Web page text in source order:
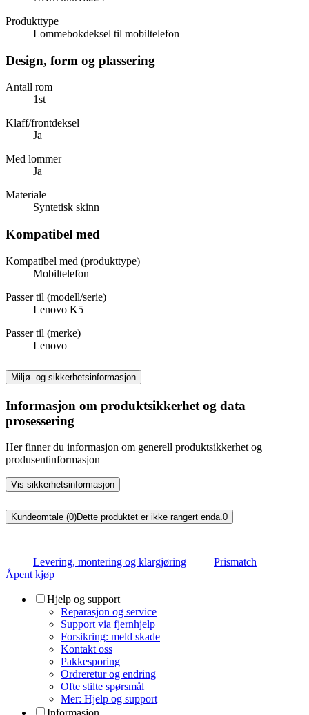
Produkttype
Lommebokdeksel til mobiltelefon
Design, form og plassering
Antall rom
1st
Klaff/frontdeksel
Ja
Med lommer
Ja
Materiale
Syntetisk skinn
Kompatibel med
Kompatibel med (produkttype)
Mobiltelefon
Passer til (modell/serie)
Lenovo K5
Passer til (merke)
Lenovo
Miljø- og sikkerhetsinformasjon
Informasjon om produktsikkerhet og data
prosessering
Her finner du informasjon om generell produktsikkerhet og
produsentinformasjon
Vis sikkerhetsinformasjon
Kundeomtale (0)Dette produktet er ikke rangert enda.0
Levering, montering og klargjøring
Prismatch
Åpent kjøp
Hjelp og support
Reparasjon og service
Support via fjernhjelp
Forsikring: meld skade
Kontakt oss
Pakkesporing
Ordreretur og endring
Ofte stilte spørsmål
Mer: Hjelp og support
Informasjon